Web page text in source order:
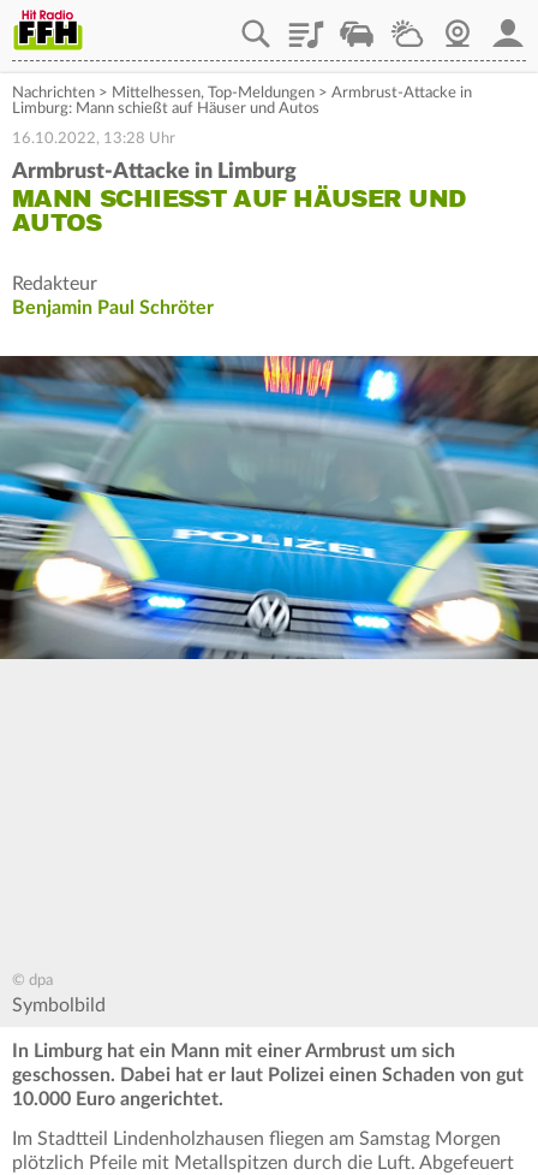
PlaylistStaupilotWetterWebcam
Nachrichten > Mittelhessen, Top-Meldungen > Armbrust-Attacke in
Limburg: Mann schießt auf Häuser und Autos
16.10.2022, 13:28 Uhr
Armbrust-Attacke in Limburg
MANN SCHIESST AUF HÄUSER UND A
UTOS
Redakteur
Benjamin Paul Schröter
© dpa
Symbolbild
In Limburg hat ein Mann mit einer Armbrust um sich
geschossen. Dabei hat er laut Polizei einen Schaden von gut
10.000 Euro angerichtet.
Im Stadtteil Lindenholzhausen fliegen am Samstag Morgen
plötzlich Pfeile mit Metallspitzen durch die Luft. Abgefeuert